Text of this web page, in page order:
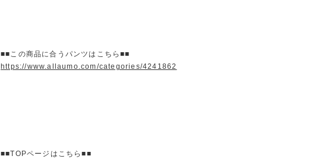
■■この商品に合うパンツはこちら■■
https://www.allaumo.com/categories/4241862
■■TOPページはこちら■■